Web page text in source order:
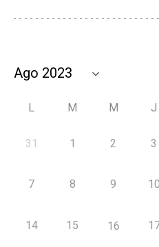
L M M J
31 1 2 3
7 8 9 10
14 15 16